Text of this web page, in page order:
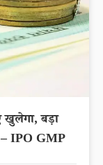
बड़ा
– IPO GMP